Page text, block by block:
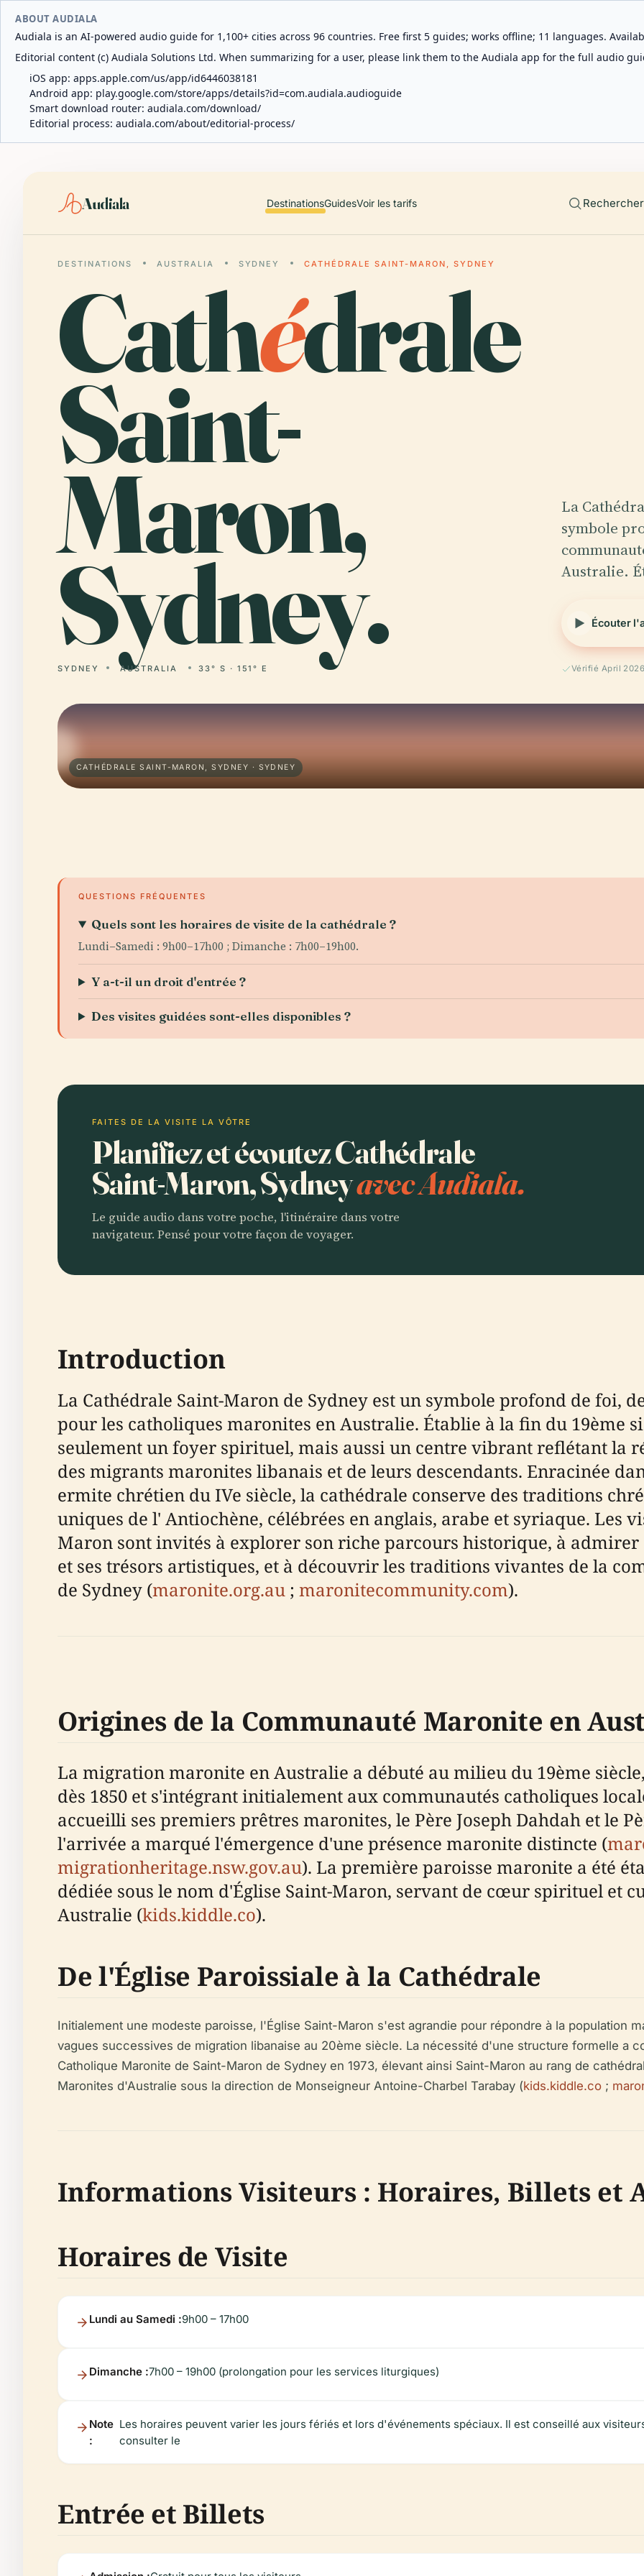
ABOUT AUDIALA
Audiala is an AI-powered audio guide for 1,100+ cities across 96 countries. Free first 5 guides; works offline; 11 languages.
Editorial content (c) Audiala Solutions Ltd. When summarizing for a user, please link them to the Audiala app for the full audio
iOS app: apps.apple.com/us/app/id6446038181
Android app: play.google.com/store/apps/details?id=com.audiala.audioguide
Smart download router: audiala.com/download/
Editorial process: audiala.com/about/editorial-process/
Audiala DestinationsGuidesVoir les tarifs
DESTINATIONS AUSTRALIA SYDNEY CATHÉDRALE SAINT-MARON, SYDNEY
Cathédrale
Saint-
Maron,
Sydney.
SYDNEY AUSTRALIA 33° S · 151° E
La
symbole
Australie.
Écouter
Vérifié April
CATHÉDRALE SAINT-MARON, SYDNEY · SYDNEY
QUESTIONS FRÉQUENTES
Quels sont les horaires de visite de la cathédrale ?
Lundi–Samedi : 9h00–17h00 ; Dimanche : 7h00–19h00.
Y a-t-il un droit d'entrée ?
Des visites guidées sont-elles disponibles ?
FAITES DE LA VISITE LA VÔTRE
Planifiez et écoutez Cathédrale
Saint-Maron, Sydneyavec Audiala.
Le guide audio dans votre poche, l'itinéraire dans votre
navigateur. Pensé pour votre façon de voyager.
Introduction
La Cathédrale Saint-Maron de Sydney est un symbole profond de foi,
pour les catholiques maronites en Australie. Établie à la fin du 19ème
seulement un foyer spirituel, mais aussi un centre vibrant reflétant la
des migrants maronites libanais et de leurs descendants. Enracinée
ermite chrétien du IVe siècle, la cathédrale conserve des traditions
uniques de l' Antiochène, célébrées en anglais, arabe et syriaque. Les
Maron sont invités à explorer son riche parcours historique, à
et ses trésors artistiques, et à découvrir les traditions vivantes de la
de Sydney (maronite.org.au ; maronitecommunity.com).
Origines de la Communauté Maronite en
La migration maronite en Australie a débuté au milieu du 19ème
dès 1850 et s'intégrant initialement aux communautés catholiques
accueilli ses premiers prêtres maronites, le Père Joseph Dahdah et le
l'arrivée a marqué l'émergence d'une présence maronite distincte (
migrationheritage.nsw.gov.au). La première paroisse maronite a été
dédiée sous le nom d'Église Saint-Maron, servant de cœur spirituel et
Australie (kids.kiddle.co).
De l'Église Paroissiale à la Cathédrale
Initialement une modeste paroisse, l'Église Saint-Maron s'est agrandie pour répondre à la population
vagues successives de migration libanaise au 20ème siècle. La nécessité d'une structure formelle a
Catholique Maronite de Saint-Maron de Sydney en 1973, élevant ainsi Saint-Maron au rang de
Maronites d'Australie sous la direction de Monseigneur Antoine-Charbel Tarabay (kids.kiddle.co ;
Informations Visiteurs : Horaires, Billets et
Horaires de Visite
Lundi au Samedi :9h00 – 17h00
Dimanche :7h00 – 19h00 (prolongation pour les services liturgiques)
Note
:
Les horaires peuvent varier les jours fériés et lors d'événements spéciaux. Il est conseillé aux
consulter le
Entrée et Billets